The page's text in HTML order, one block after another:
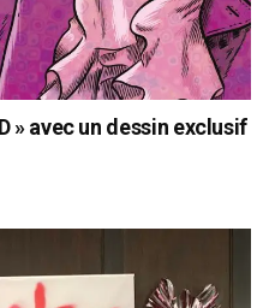
» avec un dessin exclusif